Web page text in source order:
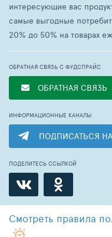
интересующие вас
самые выгодные
20% до 50% на товарах
ОБРАТНАЯ СВЯЗЬ С ФУДСПРАЙС
ОБРАТНАЯ СВЯЗЬ
ИНФОРМАЦИОННЫЕ КАНАЛЫ
ПОДПИСАТЬСЯ
ПОДЕЛИТЕСЬ ССЫЛКОЙ
Смотреть правила